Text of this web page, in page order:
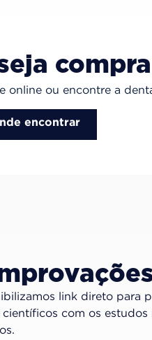
online ou encontre a
encontrar
link direto para
científicos com os estudos